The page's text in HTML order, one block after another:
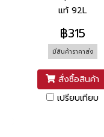
แท้ 92L
฿315
มีสินค้าราคาส่ง
สั่งซื้อสินค้า
เปรียบเทียบ